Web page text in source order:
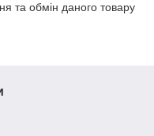
та обмін даного товару